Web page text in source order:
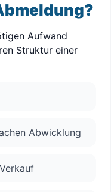
Aufwand
Struktur einer
Abwicklung